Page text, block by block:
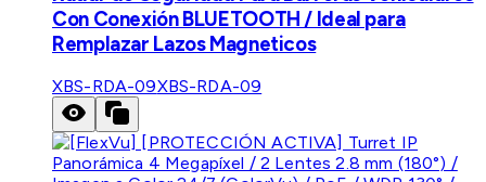
Con Conexión BLUETOOTH / Ideal para
Remplazar Lazos Magneticos
XBS-RDA-09XBS-RDA-09